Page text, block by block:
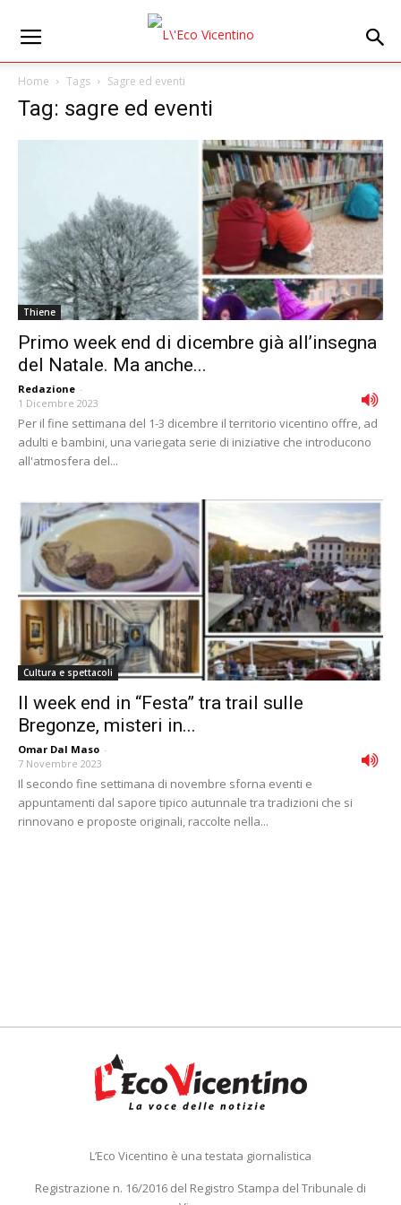
Home Tags Sagre ed eventi
Tag: sagre ed eventi
Thiene
Primo week end di dicembre già all’insegna
del Natale. Ma anche...
Redazione -
1 Dicembre 2023
Per il fine settimana del 1-3 dicembre il territorio vicentino offre, ad
adulti e bambini, una variegata serie di iniziative che introducono
all'atmosfera del...
Cultura e spettacoli
Il week end in “Festa” tra trail sulle
Bregonze, misteri in...
Omar Dal Maso -
7 Novembre 2023
Il secondo fine settimana di novembre sforna eventi e
appuntamenti dal sapore tipico autunnale tra tradizioni che si
rinnovano e proposte originali, raccolte nella...
L’Eco Vicentino è una testata giornalistica
Registrazione n. 16/2016 del Registro Stampa del Tribunale di